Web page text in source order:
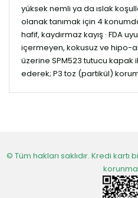
yüksek nemli ya da ıslak
olanak tanımak için 4
hafif, kaydırmaz kayış · FDA
içermeyen, kokusuz ve hipo-
üzerine SPM523 tutucu kapak
ederek; P3 toz (partikül)
© Tüm hakları saklıdır. Kredi kartı